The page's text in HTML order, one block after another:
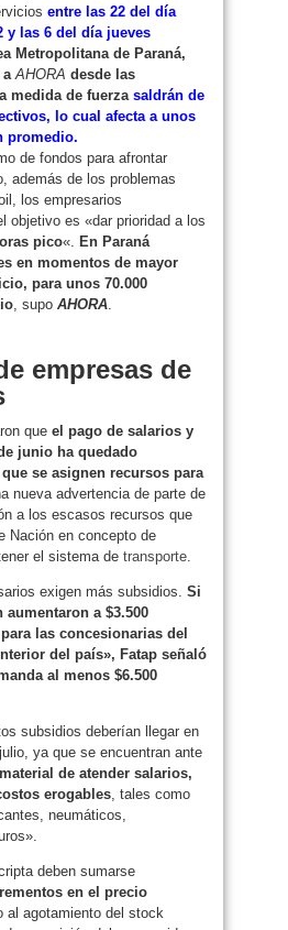
entre las 22 del día
y las 6 del día jueves
Metropolitana de Paraná,
AHORA desde las
medida de fuerza saldrán de
lo cual afecta a unos
promedio.
de fondos para afrontar
además de los problemas
los empresarios
objetivo es «dar prioridad a los
pico«. En Paraná
en momentos de mayor
para unos 70.000
, supo AHORA.
empresas de
que el pago de salarios y
junio ha quedado
se asignen recursos para
nueva advertencia de parte de
a los escasos recursos que
Nación en concepto de
el sistema de transporte.
exigen más subsidios. Si
aumentaron a $3.500
las concesionarias del
del país», Fatap señaló
al menos $6.500
subsidios deberían llegar en
ya que se encuentran ante
de atender salarios,
erogables, tales como
neumáticos,
deben sumarse
en el precio
al agotamiento del stock